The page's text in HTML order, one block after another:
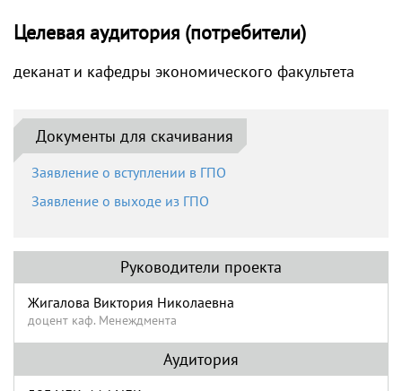
Целевая аудитория (потребители)
деканат и кафедры экономического факультета
Документы для скачивания
Заявление о вступлении в ГПО
Заявление о выходе из ГПО
Руководители проекта
Жигалова Виктория Николаевна
доцент каф. Менеждмента
Аудитория